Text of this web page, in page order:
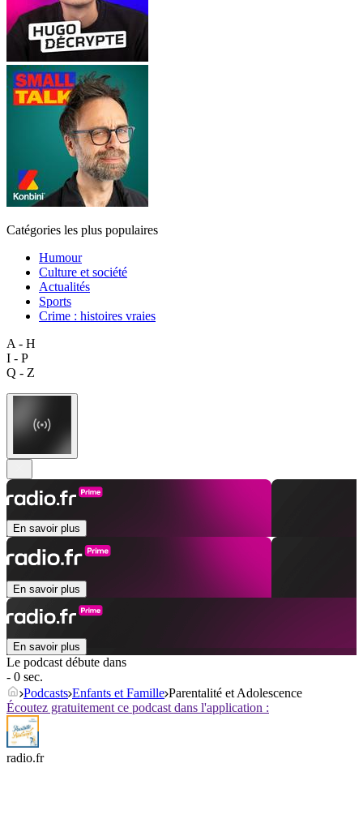
Catégories les plus populaires
Humour
Culture et société
Actualités
Sports
Crime : histoires vraies
A - H
I - P
Q - Z
En savoir plus
En savoir plus
En savoir plus
Le podcast débute dans
- 0 sec.
Podcasts Enfants et Famille Parentalité et Adolescence
Écoutez gratuitement ce podcast dans l'application :
radio.fr